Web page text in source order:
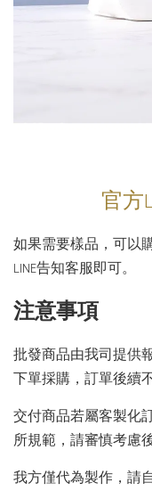
官方
如果需要樣品，可以
LINE告知客服即可。
注意事項
批發商品由我司提供
下單採購，訂單後續
交付商品若屬客製化
所規範，請審慎考慮
我方僅代為製作，請